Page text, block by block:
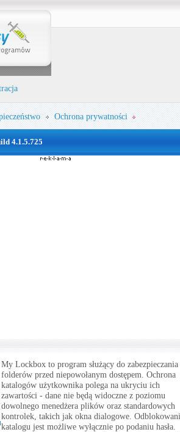
Ochrona prywatności
4.1.5.725
My Lockbox to program służący do zabezpieczania
folderów przed niepowołanym dostępem. Ochrona
katalogów użytkownika polega na ukryciu ich
zawartości - dane nie będą widoczne z poziomu
dowolnego menedżera plików oraz standardowych
kontrolek, takich jak okna dialogowe.
katalogu jest możliwe wyłącznie po podaniu hasła.